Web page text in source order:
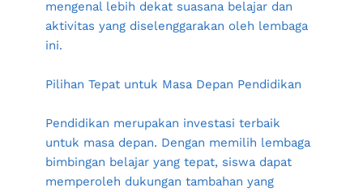
mengenal lebih dekat suasana belajar dan
aktivitas yang diselenggarakan oleh lembaga
ini.
Pilihan Tepat untuk Masa Depan Pendidikan
Pendidikan merupakan investasi terbaik
untuk masa depan. Dengan memilih lembaga
bimbingan belajar yang tepat, siswa dapat
memperoleh dukungan tambahan yang